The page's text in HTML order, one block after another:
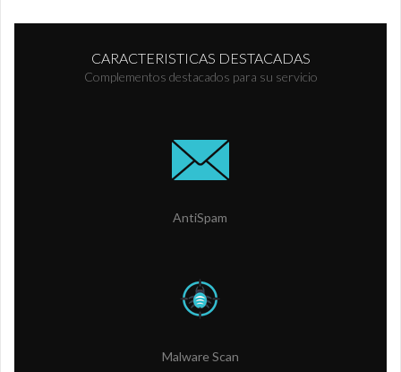
CARACTERISTICAS DESTACADAS
Complementos destacados para su servicio
AntiSpam
Malware Scan